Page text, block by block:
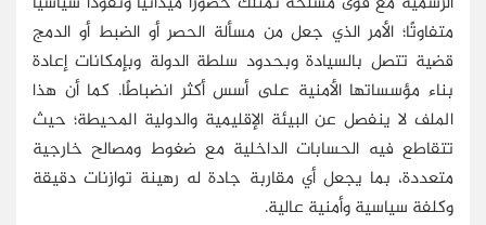
متفاوتًا؛ الأمر الذي جعل من مسألة الحصر أو الضبط أو الدمج
قضية تتصل بالسيادة وبحدود سلطة الدولة وبإمكانات إعادة
بناء مؤسساتها الأمنية على أسس أكثر انضباطًا. كما أن هذا
الملف لا ينفصل عن البيئة الإقليمية والدولية المحيطة؛ حيث
تتقاطع فيه الحسابات الداخلية مع ضغوط ومصالح خارجية
متعددة، بما يجعل أي مقاربة جادة له رهينة توازنات دقيقة
وكلفة سياسية وأمنية عالية.